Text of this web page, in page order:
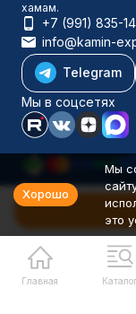
Главная
хамам.
+7 (991) 835-
info@kamin-
Telegram
Мы в соцсетях
Каталог товаров
Компания
Информация
Политика
© 2001-2026
326527500040181
Хорошо
Мы
это